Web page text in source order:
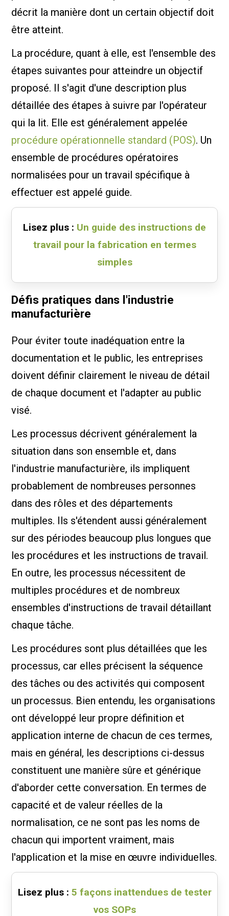
décrit la manière dont un certain objectif doit
être atteint.
La procédure, quant à elle, est l'ensemble des
étapes suivantes pour atteindre un objectif
proposé. Il s'agit d'une description plus
détaillée des étapes à suivre par l'opérateur
qui la lit. Elle est généralement appelée
procédure opérationnelle standard (POS). Un
ensemble de procédures opératoires
normalisées pour un travail spécifique à
effectuer est appelé guide.
Lisez plus : Un guide des instructions de
travail pour la fabrication en termes
simples
Défis pratiques dans l'industrie
manufacturière
Pour éviter toute inadéquation entre la
documentation et le public, les entreprises
doivent définir clairement le niveau de détail
de chaque document et l'adapter au public
visé.
Les processus décrivent généralement la
situation dans son ensemble et, dans
l'industrie manufacturière, ils impliquent
probablement de nombreuses personnes
dans des rôles et des départements
multiples. Ils s'étendent aussi généralement
sur des périodes beaucoup plus longues que
les procédures et les instructions de travail.
En outre, les processus nécessitent de
multiples procédures et de nombreux
ensembles d'instructions de travail détaillant
chaque tâche.
Les procédures sont plus détaillées que les
processus, car elles précisent la séquence
des tâches ou des activités qui composent
un processus. Bien entendu, les organisations
ont développé leur propre définition et
application interne de chacun de ces termes,
mais en général, les descriptions ci-dessus
constituent une manière sûre et générique
d'aborder cette conversation. En termes de
capacité et de valeur réelles de la
normalisation, ce ne sont pas les noms de
chacun qui importent vraiment, mais
l'application et la mise en œuvre individuelles.
Lisez plus : 5 façons inattendues de tester
vos SOPs